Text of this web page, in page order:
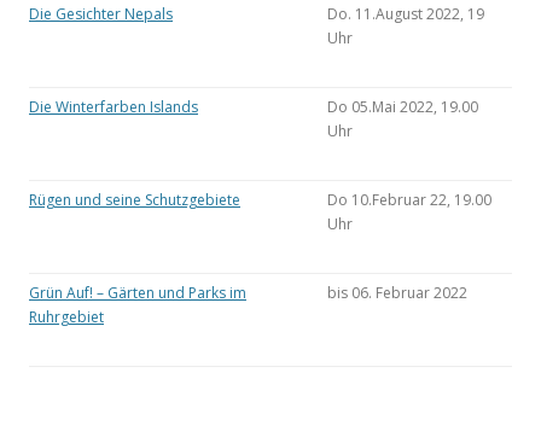
Die Gesichter Nepals
Do. 11.August 2022, 19
Uhr
Die Winterfarben Islands
Do 05.Mai 2022, 19.00
Uhr
Rügen und seine Schutzgebiete
Do 10.Februar 22, 19.00
Uhr
Grün Auf! – Gärten und Parks im
Ruhrgebiet
bis 06. Februar 2022